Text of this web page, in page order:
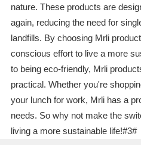
nature. These products are
again, reducing the need for
landfills. By choosing Mrli
conscious effort to live a more
to being eco-friendly, Mrli
practical. Whether you're
your lunch for work, Mrli has a
needs. So why not make the
living a more sustainable life!#3#